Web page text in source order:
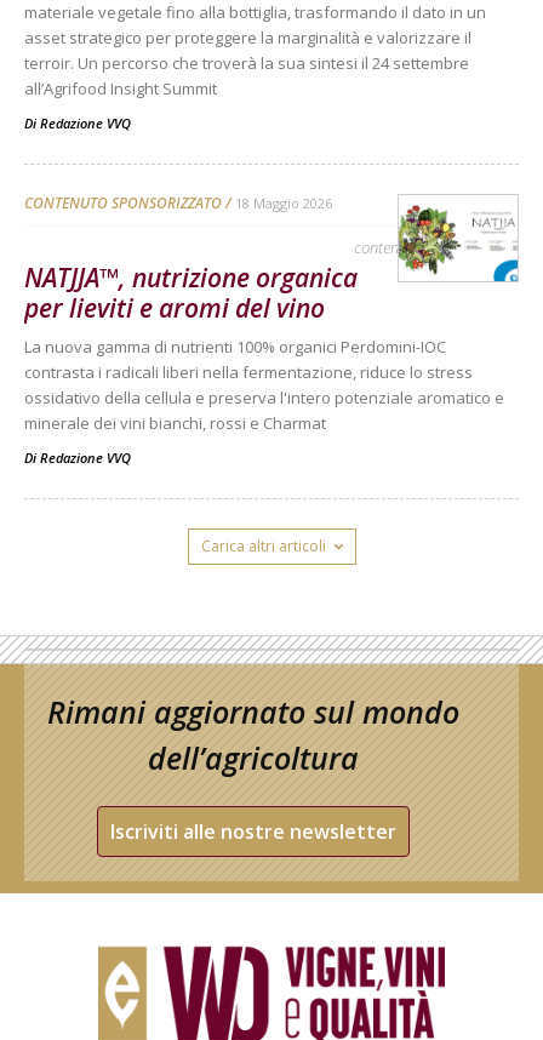
materiale vegetale fino alla bottiglia, trasformando il dato in un
asset strategico per proteggere la marginalità e valorizzare il
terroir. Un percorso che troverà la sua sintesi il 24 settembre
all’Agrifood Insight Summit
Di Redazione VVQ
CONTENUTO SPONSORIZZATO 18 Maggio 2026
contenuto sponsorizzato
NATJJA™, nutrizione organica
per lieviti e aromi del vino
La nuova gamma di nutrienti 100% organici Perdomini-IOC
contrasta i radicali liberi nella fermentazione, riduce lo stress
ossidativo della cellula e preserva l'intero potenziale aromatico e
minerale dei vini bianchi, rossi e Charmat
Di Redazione VVQ
Carica altri articoli
Rimani aggiornato sul mondo
dell’agricoltura
Iscriviti alle nostre newsletter